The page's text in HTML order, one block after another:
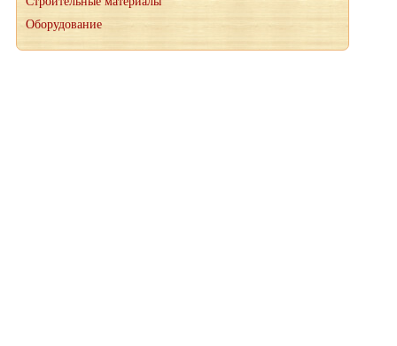
Оборудование